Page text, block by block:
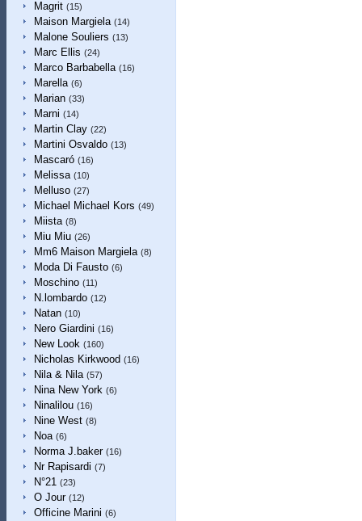
Magrit (15)
Maison Margiela (14)
Malone Souliers (13)
Marc Ellis (24)
Marco Barbabella (16)
Marella (6)
Marian (33)
Marni (14)
Martin Clay (22)
Martini Osvaldo (13)
Mascaró (16)
Melissa (10)
Melluso (27)
Michael Michael Kors (49)
Miista (8)
Miu Miu (26)
Mm6 Maison Margiela (8)
Moda Di Fausto (6)
Moschino (11)
N.lombardo (12)
Natan (10)
Nero Giardini (16)
New Look (160)
Nicholas Kirkwood (16)
Nila & Nila (57)
Nina New York (6)
Ninalilou (16)
Nine West (8)
Noa (6)
Norma J.baker (16)
Nr Rapisardi (7)
N°21 (23)
O Jour (12)
Officine Marini (6)